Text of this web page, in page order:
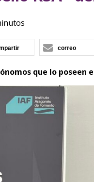
nueva ventana)
(se abre en nueva
correo
que lo poseen